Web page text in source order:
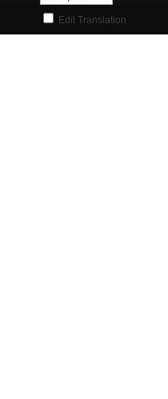
Edit Translation